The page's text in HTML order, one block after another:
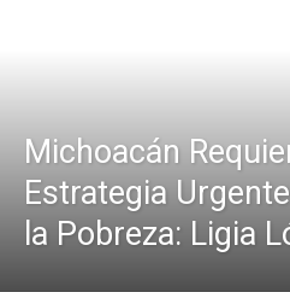
Michoacán
Estrategia
la Pobreza: Ligia